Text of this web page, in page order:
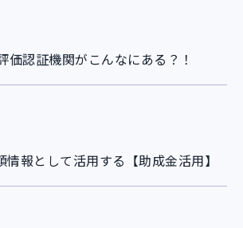
価認証機関がこんなにある？！
情報として活用する【助成金活用】